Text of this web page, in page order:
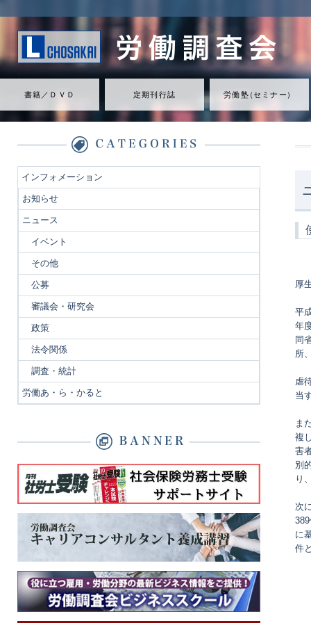
書籍／ＤＶＤ 定期刊行誌 労働塾（セミナ ー ）
厚
平
年
同
所
虐
当
ま
複
害
別
り
次
に
件
インフォメーション
お知らせ
ニュース
イベント
その他
公募
審議会・研究会
政策
法令関係
調査・統計
労働あ・ら・かると